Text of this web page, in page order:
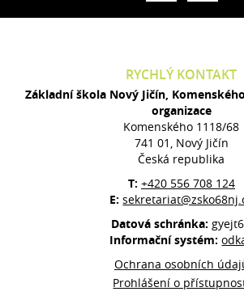
RYCHLÝ KONTAKT
Základní škola Nový Jičín,
organizace
Komenského 1118/68
741 01, Nový Jičín
Česká republika
T: +420 556 708 124
E:
Datová schránka:
Informační systém:
Ochrana osobních
Prohlášení o